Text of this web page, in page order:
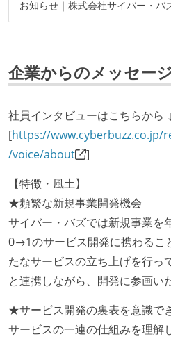
お知らせ｜株式会社サイバー・バ
企業からのメッセー
社員インタビューはこちらから
[https://
/voice/about
]
【特徴・風土】
★頻繁な新規事業開発機会
サイバー・バズでは新規事業を
0→1のサービス開発に携わるこ
たなサービスの立ち上げを行っ
と連携しながら、開発に参画い
★サービス開発の裏表を意識で
サービスの一連の仕組みを理解